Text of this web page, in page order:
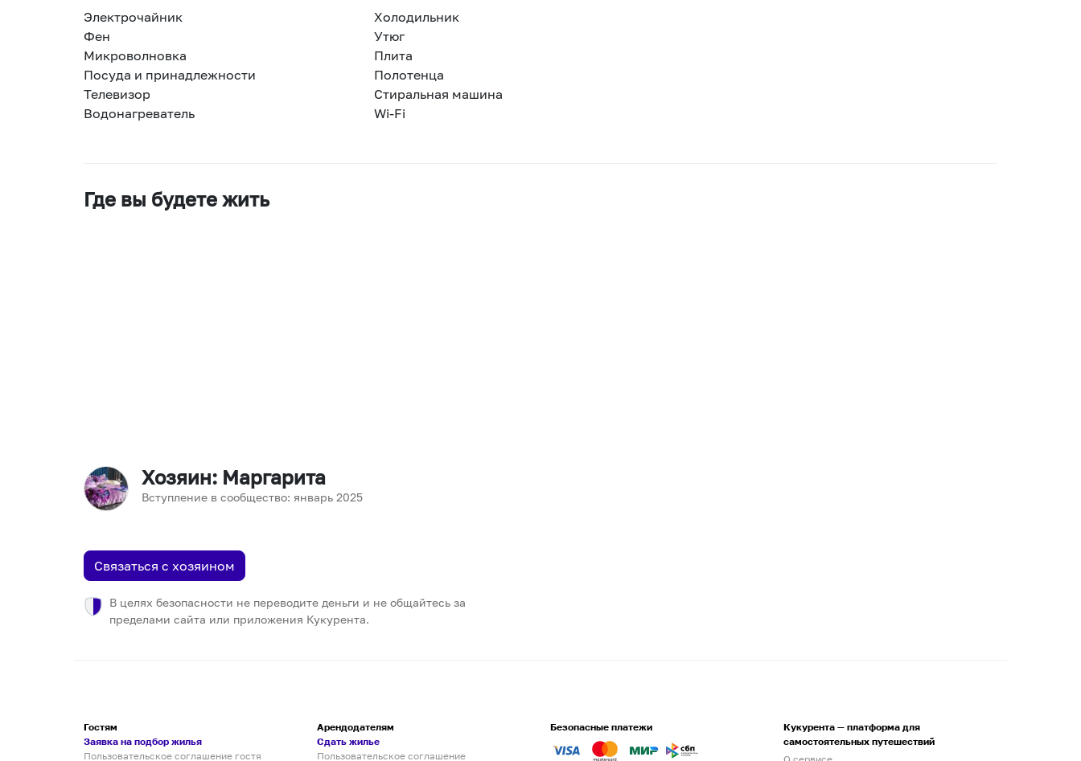
Электрочайник
Холодильник
Фен
Утюг
Микроволновка
Плита
Посуда и принадлежности
Полотенца
Телевизор
Стиральная машина
Водонагреватель
Wi-Fi
Где вы будете жить
Хозяин: Маргарита
Вступление в сообщество: январь 2025
Связаться с хозяином
В целях безопасности не переводите деньги и не общайтесь за
пределами сайта или приложения Кукурента.
Гостям
Заявка на подбор жилья
Пользовательское соглашение гостя
Арендодателям
Сдать жилье
Пользовательское соглашение
Безопасные платежи
Кукурента — платформа для
самостоятельных путешествий